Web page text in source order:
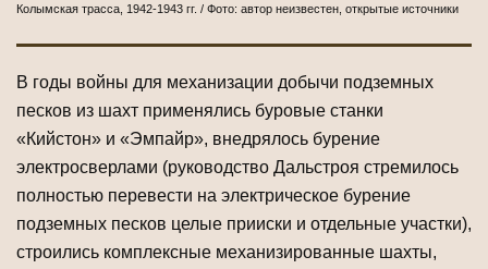
Колымская трасса, 1942-1943 гг. / Фото: автор неизвестен, открытые источники
В годы войны для механизации добычи подземных
песков из шахт применялись буровые станки
«Кийстон» и «Эмпайр», внедрялось бурение
электросверлами (руководство Дальстроя стремилось
полностью перевести на электрическое бурение
подземных песков целые прииски и отдельные участки),
строились комплексные механизированные шахты,